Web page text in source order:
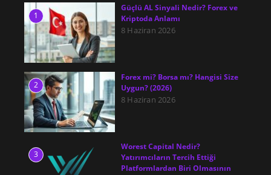
1
Güçlü AL Sinyali Nedir? Forex ve
Kriptoda Anlamı
8 Haziran 2026
2
Forex mi? Borsa mı? Hangisi Size
Uygun? (2026)
8 Haziran 2026
3
Worest Capital Nedir?
Yatırımcıların Tercih Ettiği
Platformlardan Biri Olmasının